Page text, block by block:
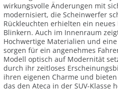
wirkungsvolle Änderungen mit
modernisiert, die Scheinwerfer
Rückleuchten erhielten ein
Blinkern. Auch im Innenraum
Hochwertige Materialien und
sorgen für ein angenehmes
Modell optisch auf Modernität
durch ihr zeitloses
ihren eigenen Charme und
das den Ateca in der SUV-Klasse